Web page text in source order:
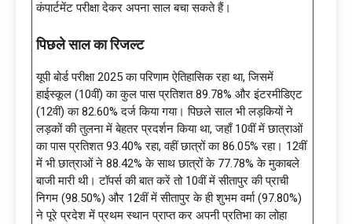
कंपार्टमेंट परीक्षा देकर अपना साल बचा सकते हैं।
पिछले साल का रिजल्ट
यूपी बोर्ड परीक्षा 2025 का परिणाम ऐतिहासिक रहा था, जिसमें
हाईस्कूल (10वीं) का कुल पास प्रतिशत 89.78% और इंटरमीडिएट
(12वीं) का 82.60% दर्ज किया गया। पिछले साल भी लड़कियों ने
लड़कों की तुलना में बेहतर प्रदर्शन किया था, जहाँ 10वीं में छात्राओं
का पास प्रतिशत 93.40% रहा, वहीं छात्रों का 86.05% रहा। 12वीं
में भी छात्राओं ने 88.42% के साथ छात्रों के 77.78% के मुकाबले
बाजी मारी थी। टॉपर्स की बात करें तो 10वीं में सीतापुर की प्राची
निगम (98.50%) और 12वीं में सीतापुर के ही शुभम वर्मा (97.80%)
ने पूरे प्रदेश में प्रथम स्थान प्राप्त कर अपनी प्रतिभा का लोहा